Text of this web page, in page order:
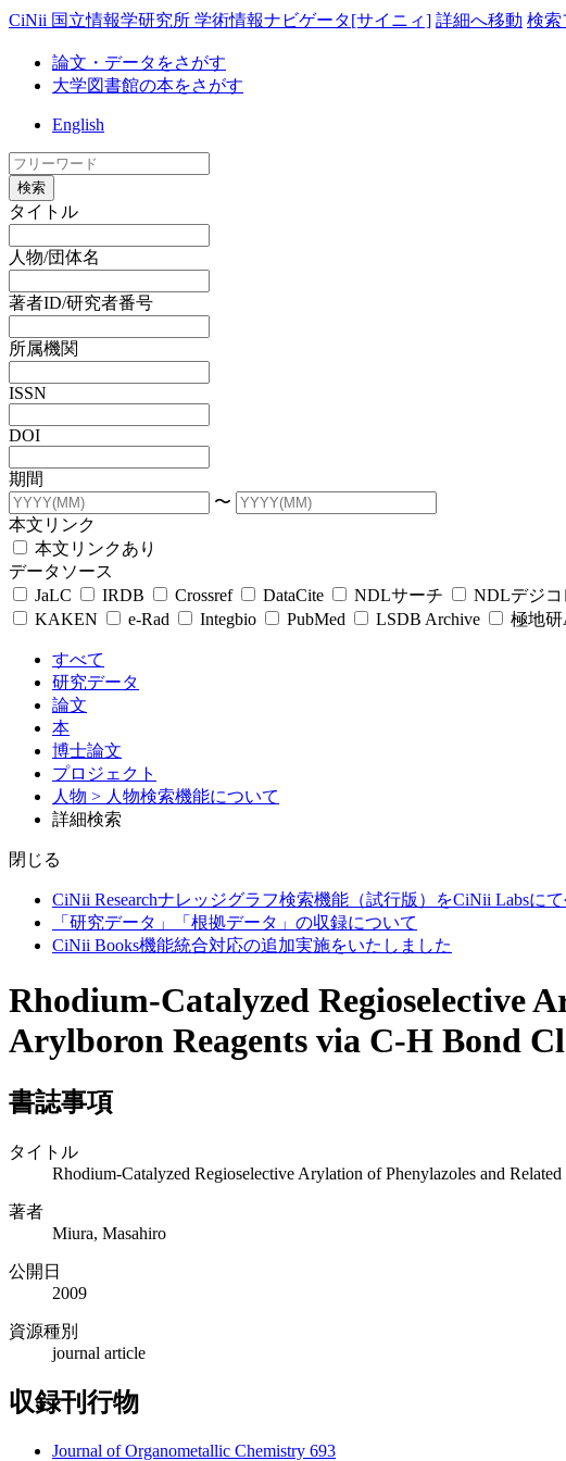
CiNii 国立情報学研究所 学術情報ナビゲータ[サイニィ] 詳細へ移動 検索
論文・データをさがす
大学図書館の本をさがす
English
検索
タイトル
人物/団体名
著者ID/研究者番号
所属機関
ISSN
DOI
期間
〜
本文リンク
本文リンクあり
データソース
JaLC
IRDB Crossref DataCite NDLサーチ NDLデジコ
KAKEN
e-Rad Integbio PubMed LSDB Archive 極地研
すべて
研究データ
論文
本
博士論文
プロジェクト
人物 > 人物検索機能について
詳細検索
閉じる
CiNii Researchナレッジグラフ検索機能（試行版）をCiNii Labsに
「研究データ」「根拠データ」の収録について
CiNii Books機能統合対応の追加実施をいたしました
Rhodium-Catalyzed Regioselective
Arylboron Reagents via C-H Bond
書誌事項
タイトル
Rhodium-Catalyzed Regioselective Arylation of Phenylazoles and
著者
Miura, Masahiro
公開日
2009
資源種別
journal article
収録刊行物
Journal of Organometallic Chemistry 693